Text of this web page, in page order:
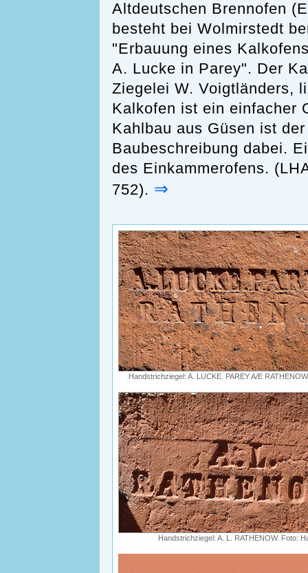
Altdeutschen Brennofen
besteht bei Wolmirstedt
"Erbauung eines
A. Lucke in Parey". Der
Ziegelei W. Voigtländers,
Kalkofen ist ein einfacher
Kahlbau aus Güsen ist
Baubeschreibung dabei.
des Einkammerofens.
752). ⇒
Handstrichziegel: A. LUCKE. PAREY A/E
Handstrichziegel: A. L. RATHENOW. Foto: